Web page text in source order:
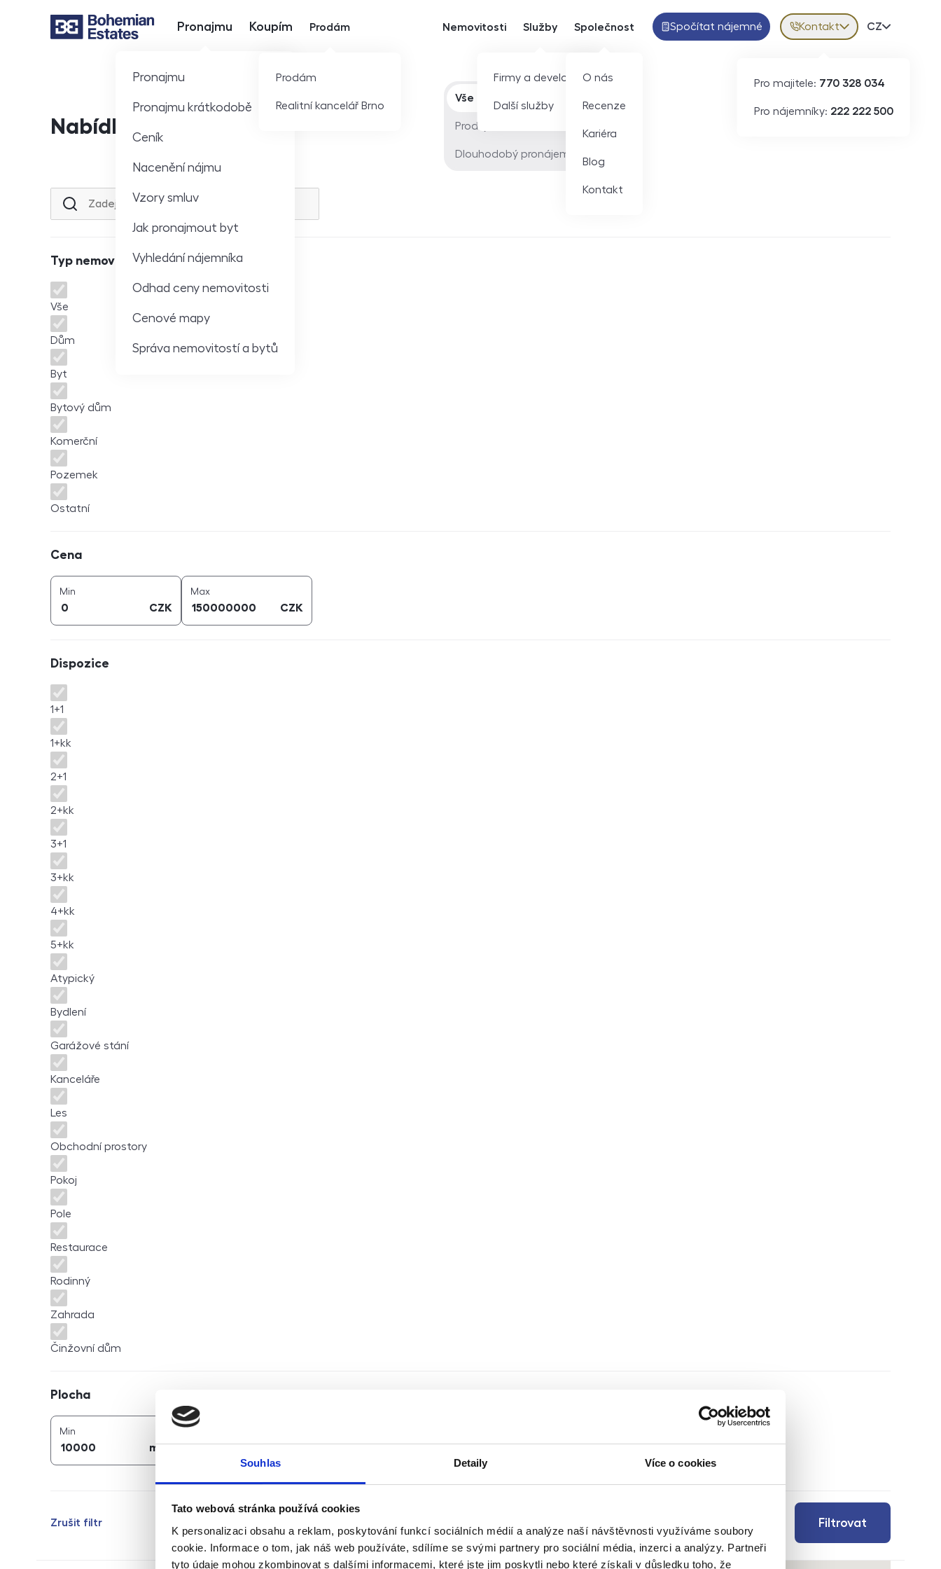
Souhlas Detaily Více o cookies
Tato webová stránka používá cookies
K personalizaci obsahu a reklam, poskytování funkcí sociálních médií a analýze naší návštěvnosti využíváme soubory
cookie. Informace o tom, jak náš web používáte, sdílíme se svými partnery pro sociální média, inzerci a analýzy. Partneři
tyto údaje mohou zkombinovat s dalšími informacemi, které jste jim poskytli nebo které získali v důsledku toho, že
Hlavní nabídka
Pronajmu
Pronajmu
Pronajmu krátkodobě
Ceník
Nacenění nájmu
Vzory smluv
Jak pronajmout byt
Vyhledání nájemníka
Odhad ceny nemovitosti
Cenové mapy
Správa nemovitostí a bytů
Koupím Prodám
Prodám
Realitní kancelář Brno
Nemovitosti Služby
Firmy a developeři
Další služby
Společnost
O nás
Recenze
Kariéra
Blog
Kontakt
Spočítat nájemné Kontakt
Pro majitele: 770 328 034
Pro nájemníky: 222 222 500
Volba
CZ
Nabídka nemovitostí
Typ nabídky
Vše
Prodej
Dlouhodobý pronájem
Lokalita nebo ulice
Typ nemovitosti
Typ nemovitosti
Vše
Dům
Byt
Bytový dům
Komerční
Pozemek
Ostatní
Cena
Min
CZK
Maxcena (
CZK
Dispozice
Dispozice
1+1
1+kk
2+1
2+kk
3+1
3+kk
4+kk
5+kk
Atypický
Bydlení
Garážové stání
Kanceláře
Les
Obchodní prostory
Pokoj
Pole
Restaurace
Rodinný
Zahrada
Činžovní dům
Plocha
Min
m2 m2
Filtrovat
Zrušit filtr